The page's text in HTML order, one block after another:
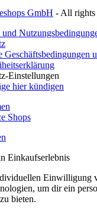
GmbH - All rights
und
Geschäftsbedingungen
Einstellungen
hier kündigen
Shops
Einkaufserlebnis
Einwilligung
um dir ein
bieten.